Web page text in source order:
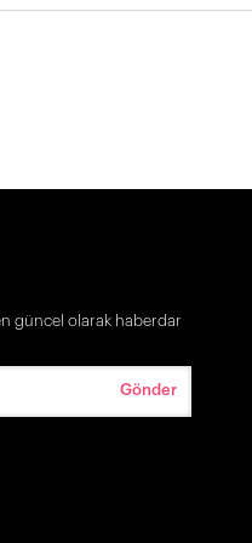
güncel olarak haberdar
Gönder